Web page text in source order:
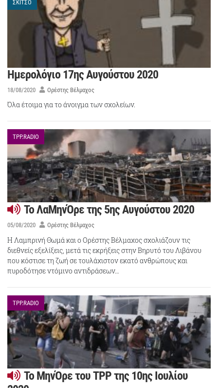
ΣΚΙΤΣΟ
Ημερολόγιο 17ης Αυγούστου 2020
18/08/2020 Ορέστης Βέλμαχος
Όλα έτοιμα για το άνοιγμα των σχολείων.
TPP.RADIO
Το ΛαΜηνΌρε της 5ης Αυγούστου 2020
05/08/2020 Ορέστης Βέλμαχος
Η Λαμπρινή Θωμά και ο Ορέστης Βέλμαχος σχολιάζουν τις
διεθνείς εξελίξεις, μετά τις εκρήξεις στην Βηρυτό του Λιβάνου
που κόστισε τη ζωή σε τουλάχιστον εκατό ανθρώπους και
πυροδότησε ντόμινο αντιδράσεων…
TPP.RADIO
Το ΜηνΌρε του ΤΡΡ της 10ης Ιουλίου